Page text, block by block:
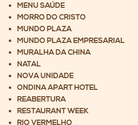
MENU SAÚDE
MORRO DO CRISTO
MUNDO PLAZA
MUNDO PLAZA EMPRESARIAL
MURALHA DA CHINA
NATAL
NOVA UNIDADE
ONDINA APART HOTEL
REABERTURA
RESTAURANT WEEK
RIO VERMELHO